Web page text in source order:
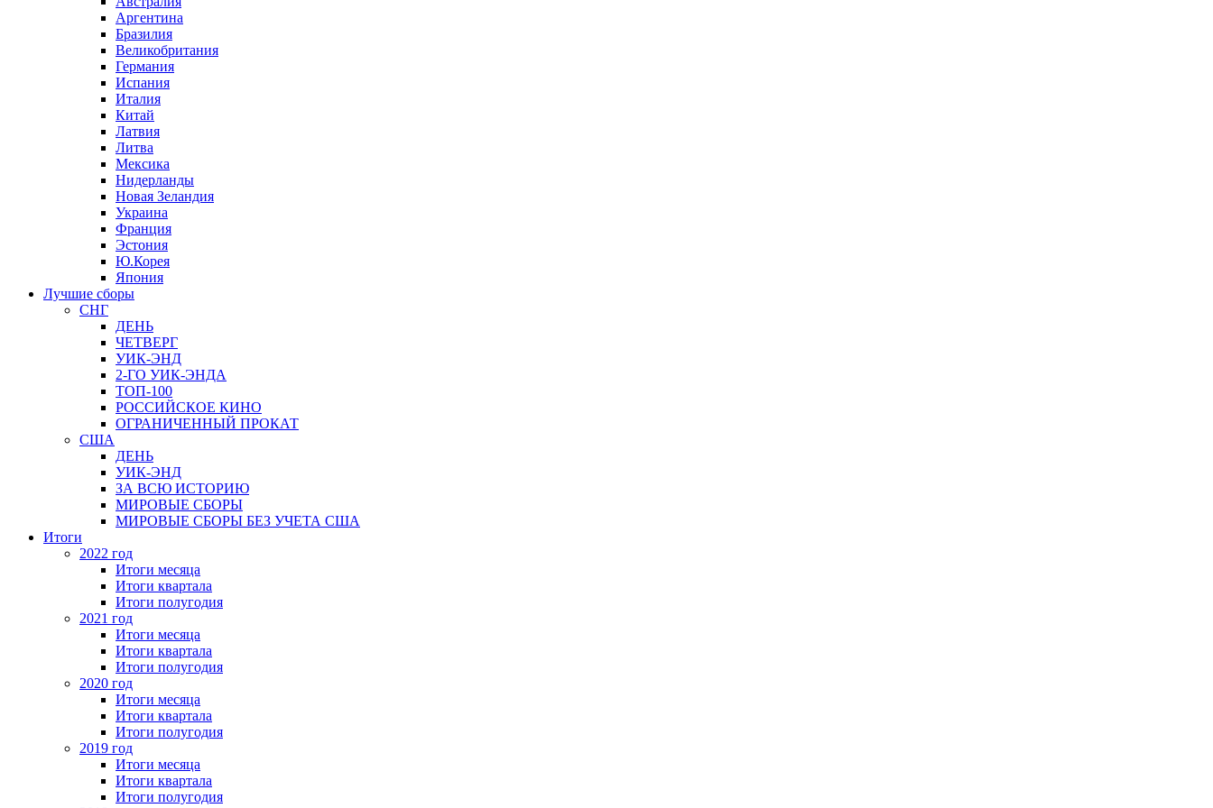
Аргентина
Бразилия
Великобритания
Германия
Испания
Италия
Китай
Латвия
Литва
Мексика
Нидерланды
Новая Зеландия
Украина
Франция
Эстония
Ю.Корея
Япония
Лучшие сборы
СНГ
ДЕНЬ
ЧЕТВЕРГ
УИК-ЭНД
2-ГО УИК-ЭНДА
ТОП-100
РОССИЙСКОЕ КИНО
ОГРАНИЧЕННЫЙ ПРОКАТ
США
ДЕНЬ
УИК-ЭНД
ЗА ВСЮ ИСТОРИЮ
МИРОВЫЕ СБОРЫ
МИРОВЫЕ СБОРЫ БЕЗ УЧЕТА США
Итоги
2022 год
Итоги месяца
Итоги квартала
Итоги полугодия
2021 год
Итоги месяца
Итоги квартала
Итоги полугодия
2020 год
Итоги месяца
Итоги квартала
Итоги полугодия
2019 год
Итоги месяца
Итоги квартала
Итоги полугодия